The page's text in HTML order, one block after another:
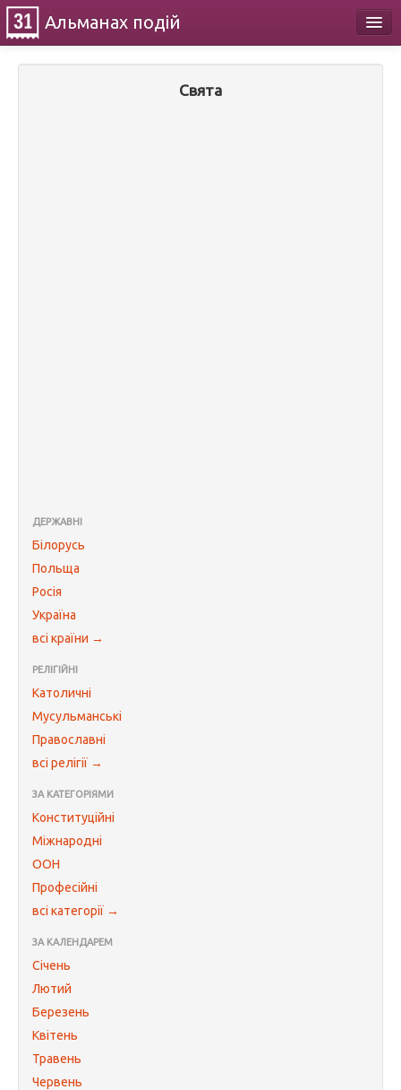
Альманах подій
Свята
ДЕРЖАВНІ
Білорусь
Польща
Росія
Україна
всі країни →
РЕЛІГІЙНІ
Католичні
Мусульманські
Православні
всі релігії →
ЗА КАТЕГОРІЯМИ
Конституційні
Міжнародні
ООН
Професійні
всі категорії →
ЗА КАЛЕНДАРЕМ
Січень
Лютий
Березень
Квітень
Травень
Червень